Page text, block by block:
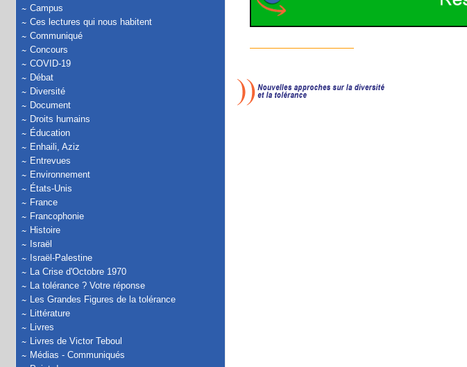
Campus
Ces lectures qui nous habitent
Communiqué
Concours
COVID-19
Débat
Diversité
Document
Droits humains
Éducation
Enhaili, Aziz
Entrevues
Environnement
États-Unis
France
Francophonie
Histoire
Israël
Israël-Palestine
La Crise d'Octobre 1970
La tolérance ? Votre réponse
Les Grandes Figures de la tolérance
Littérature
Livres
Livres de Victor Teboul
Médias - Communiqués